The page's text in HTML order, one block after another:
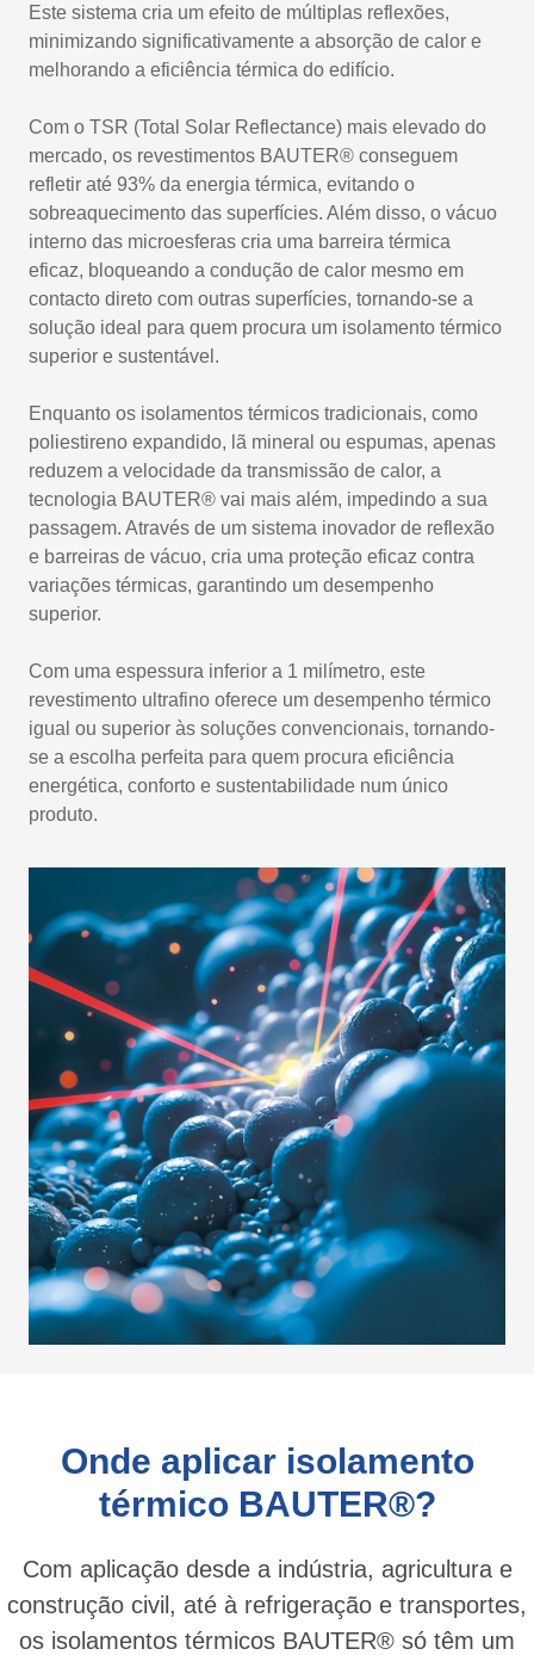
Este sistema cria um efeito de múltiplas reflexões,
minimizando significativamente a absorção de calor e
melhorando a eficiência térmica do edifício.
Com o TSR (Total Solar Reflectance) mais elevado do
mercado, os revestimentos BAUTER® conseguem
refletir até 93% da energia térmica, evitando o
sobreaquecimento das superfícies. Além disso, o vácuo
interno das microesferas cria uma barreira térmica
eficaz, bloqueando a condução de calor mesmo em
contacto direto com outras superfícies, tornando-se a
solução ideal para quem procura um isolamento térmico
superior e sustentável.
Enquanto os isolamentos térmicos tradicionais, como
poliestireno expandido, lã mineral ou espumas, apenas
reduzem a velocidade da transmissão de calor, a
tecnologia BAUTER® vai mais além, impedindo a sua
passagem. Através de um sistema inovador de reflexão
e barreiras de vácuo, cria uma proteção eficaz contra
variações térmicas, garantindo um desempenho
superior.
Com uma espessura inferior a 1 milímetro, este
revestimento ultrafino oferece um desempenho térmico
igual ou superior às soluções convencionais, tornando-
se a escolha perfeita para quem procura eficiência
energética, conforto e sustentabilidade num único
produto.
Onde aplicar isolamento
térmico BAUTER®?
Com aplicação desde a indústria, agricultura e
construção civil, até à refrigeração e transportes,
os isolamentos térmicos BAUTER® só têm um